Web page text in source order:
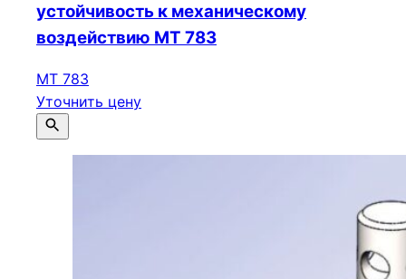
устойчивость к механическому
воздействию МТ 783
МТ 783
Уточнить цену